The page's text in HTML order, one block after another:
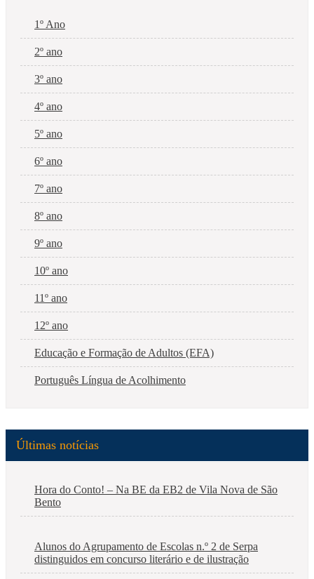
1º Ano
2º ano
3º ano
4º ano
5º ano
6º ano
7º ano
8º ano
9º ano
10º ano
11º ano
12º ano
Educação e Formação de Adultos (EFA)
Português Língua de Acolhimento
Últimas notícias
Hora do Conto! – Na BE da EB2 de Vila Nova de São
Bento
Alunos do Agrupamento de Escolas n.º 2 de Serpa
distinguidos em concurso literário e de ilustração